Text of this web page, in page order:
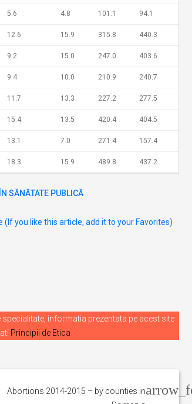
5.6 4.8 101.1 94.1
12.6 15.9 315.8 440.3
9.2 15.0 247.0 403.6
9.4 10.0 210.9 240.7
11.7 13.3 227.2 277.5
15.4 13.5 420.4 404.5
13.1 7.0 271.4 157.4
18.3 15.9 489.8 437.2
SĂNĂTATE PUBLICĂ
you like this article, add it to your Favorites)
informatia prezentata pe acest site
Principii de Etica
Abortions 2014-2015 – by counties in